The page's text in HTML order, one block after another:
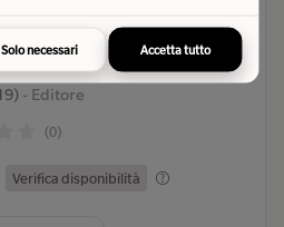
di trama e ordito
Cinzia- Autore
- Editore
(0)
Verifica disponibilità
Solo necessari Accetta tutto